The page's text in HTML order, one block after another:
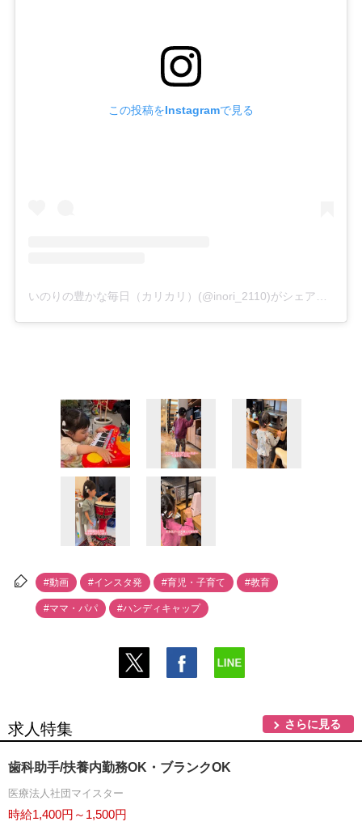
この投稿をInstagramで見る
#動画 #インスタ発 #育児・子育て #教育
#ママ・パパ #ハンディキャップ
求人特集 さらに見る
歯科助手/扶養内勤務OK・ブランクOK
医療法人社団マイスター
時給1,400円～1,500円